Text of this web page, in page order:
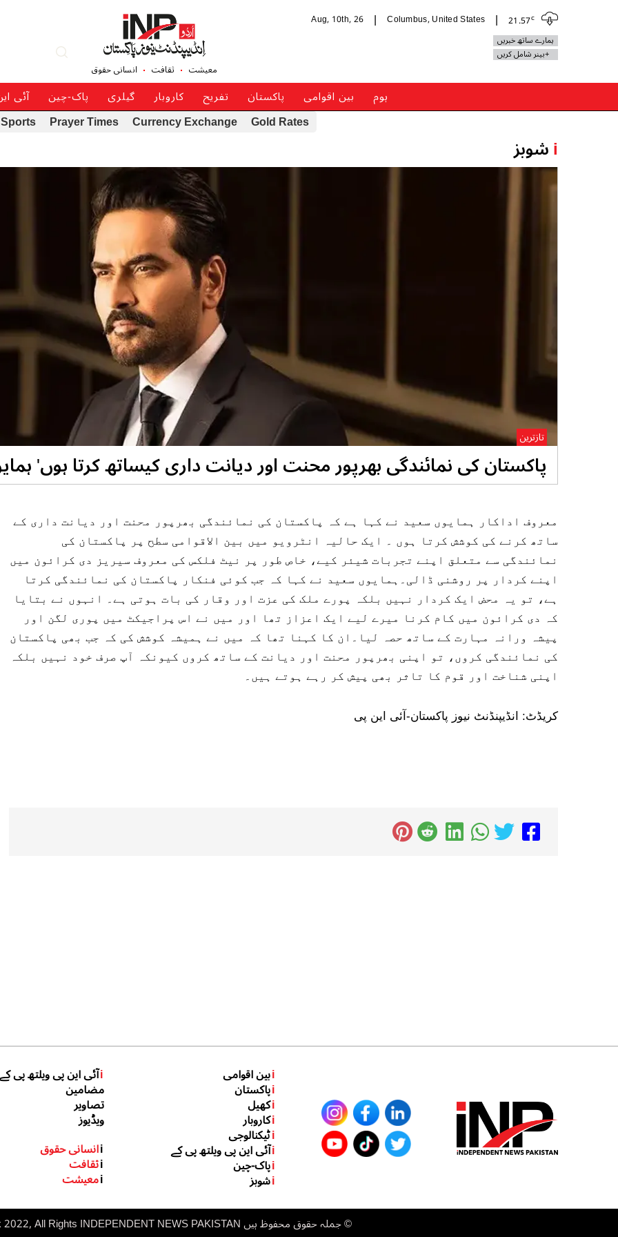
21.57c
Columbus, United States
Aug, 10th, 26
ہمارے ساتھ خبریں
+بینر شامل کریں
معیشت ثقافت انسانی حقوق
ہوم بین اقوامی پاکستان تفریح کاروبار گیلری پاک-چین آئی
Gold Rates
Currency Exchange
Prayer Times
Sports
iشوبز
پاکستان کی نمائندگی بھرپور محنت اور دیانت داری کیساتھ کرتا ہوں'
تازترین
معروف اداکار ہمایوں سعید نے کہا ہے کہ پاکستان کی نمائندگی بھرپور محنت اور دیانت داری کے
ساتھ کرنے کی کوشش کرتا ہوں ۔ ایک حالیہ انٹرویو میں بین الاقوامی سطح پر پاکستان کی
نمائندگی سے متعلق اپنے تجربات شیئر کیے، خاص طور پر نیٹ فلکس کی معروف سیریز دی کرائون میں
اپنے کردار پر روشنی ڈالی۔ہمایوں سعید نے کہا کہ جب کوئی فنکار پاکستان کی نمائندگی کرتا
ہے، تو یہ محض ایک کردار نہیں بلکہ پورے ملک کی عزت اور وقار کی بات ہوتی ہے۔ انہوں نے بتایا
کہ دی کرائون میں کام کرنا میرے لیے ایک اعزاز تھا اور میں نے اس پراجیکٹ میں پوری لگن اور
پیشہ ورانہ مہارت کے ساتھ حصہ لیا۔ان کا کہنا تھا کہ میں نے ہمیشہ کوشش کی کہ جب بھی پاکستان
کی نمائندگی کروں، تو اپنی بھرپور محنت اور دیانت کے ساتھ کروں کیونکہ آپ صرف خود نہیں بلکہ
اپنی شناخت اور قوم کا تاثر بھی پیش کر رہے ہوتے ہیں۔
کریڈٹ: انڈیپنڈنٹ نیوز پاکستان-آئی این پی
iبین اقوامی
iپاکستان
iکھیل
iکاروبار
iٹیکنالوجی
iآئی این پی ویلتھ پی کے
iپاک-چین
iشوبز
iآئی این پی ویلتھ پی کے
مضامین
تصاویر
ویڈیوز
iانسانی حقوق
iثقافت
iمعیشت
©جملہ حقوق محفوظ ہیں inp.net.pk 2022, All Rights INDEPENDENT NEWS PAKISTAN